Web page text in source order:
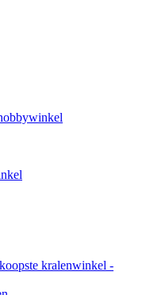
kralenwinkel -